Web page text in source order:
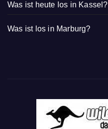
Was ist heute los in Kassel?
Was ist los in Marburg?